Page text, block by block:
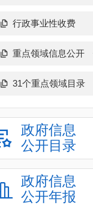
行政事业性收费
重点领域信息公开
31个重点领域目录
政府信息
公开目录
政府信息
公开年报